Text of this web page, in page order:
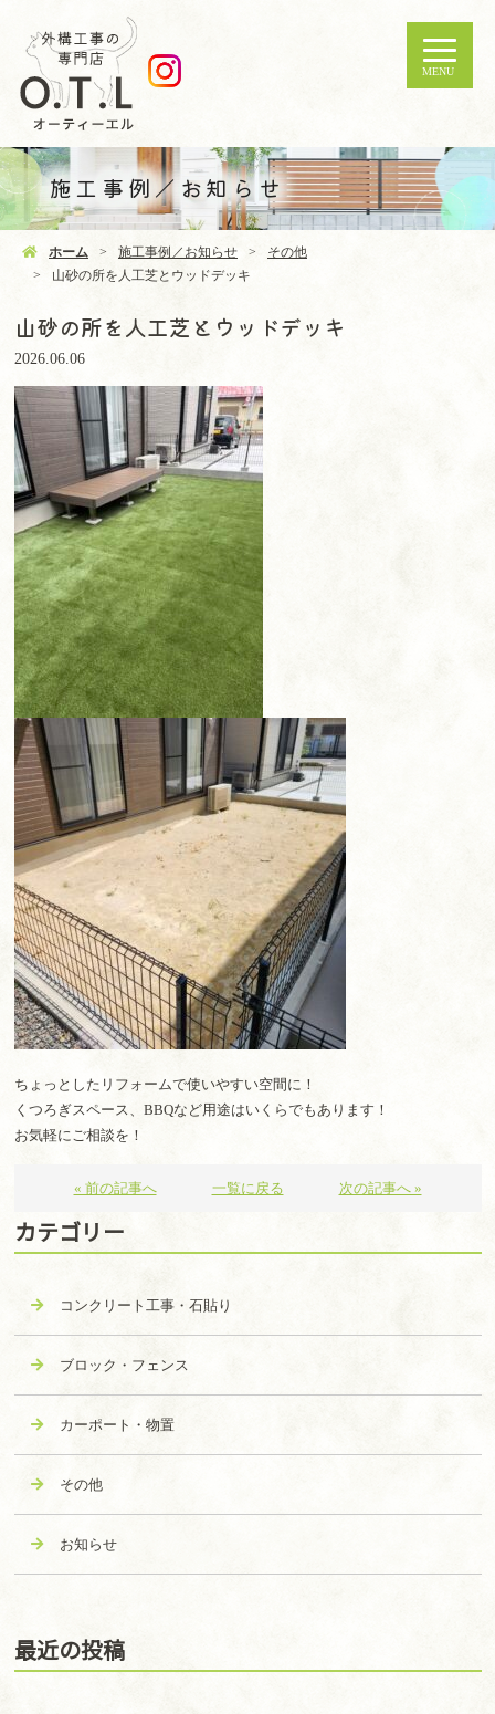
MENU
施工事例／お知らせ
ホーム 施工事例／お知らせ
その他
山砂の所を人工芝とウッドデッキ
山砂の所を人工芝とウッドデッキ
2026.06.06
ちょっとしたリフォームで使いやすい空間に！
くつろぎスペース、BBQなど用途はいくらでもあります！
お気軽にご相談を！
« 前の記事へ 一覧に戻る 次の記事へ »
カテゴリー
コンクリート工事・石貼り
ブロック・フェンス
カーポート・物置
その他
お知らせ
最近の投稿